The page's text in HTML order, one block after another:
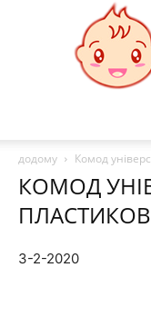
додому
Комод
КОМОД
3-2-2020